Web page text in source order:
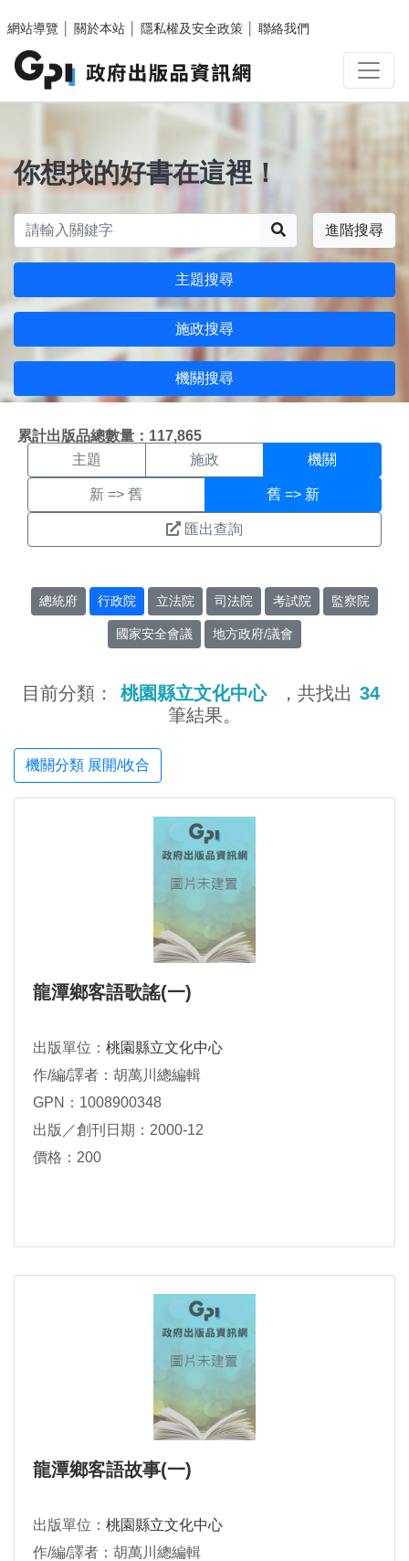
網站導覽
關於本站 隱私權及安全政策 聯絡我們
你想找的好書在這裡！
進階搜尋
主題搜尋
施政搜尋
機關搜尋
累計出版品總數量：117,865
機關搜尋結果頁面
主題 施政 機關
新 => 舊 舊 => 新
匯出查詢
總統府 行政院 立法院 司法院 考試院 監察院
國家安全會議 地方政府/議會
目前分類： 桃園縣立文化中心 ，共找出 34
筆結果。
機關分類 展開/收合
龍潭鄉客語歌謠(一)
出版單位： 桃園縣立文化中心
作/編/譯者：胡萬川總編輯
GPN：1008900348
出版／創刊日期：2000-12
價格：200
龍潭鄉客語故事(一)
出版單位： 桃園縣立文化中心
作/編/譯者：胡萬川總編輯